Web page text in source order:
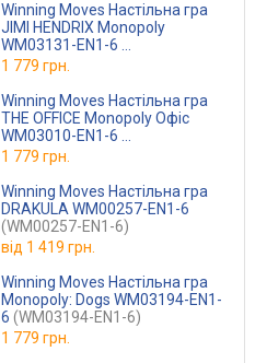
Winning Moves Настільна гра
JIMI HENDRIX Monopoly
WM03131-EN1-6
(WM03131-EN1-6)
1 779 грн.
Winning Moves Настільна гра
THE OFFICE Monopoly Офіс
WM03010-EN1-6
(WM03010-EN1-6)
1 779 грн.
Winning Moves Настільна гра
DRAKULA WM00257-EN1-6
(WM00257-EN1-6)
від 1 419 грн.
Winning Moves Настільна гра
Monopoly: Dogs WM03194-EN1-
6 (WM03194-EN1-6)
1 779 грн.